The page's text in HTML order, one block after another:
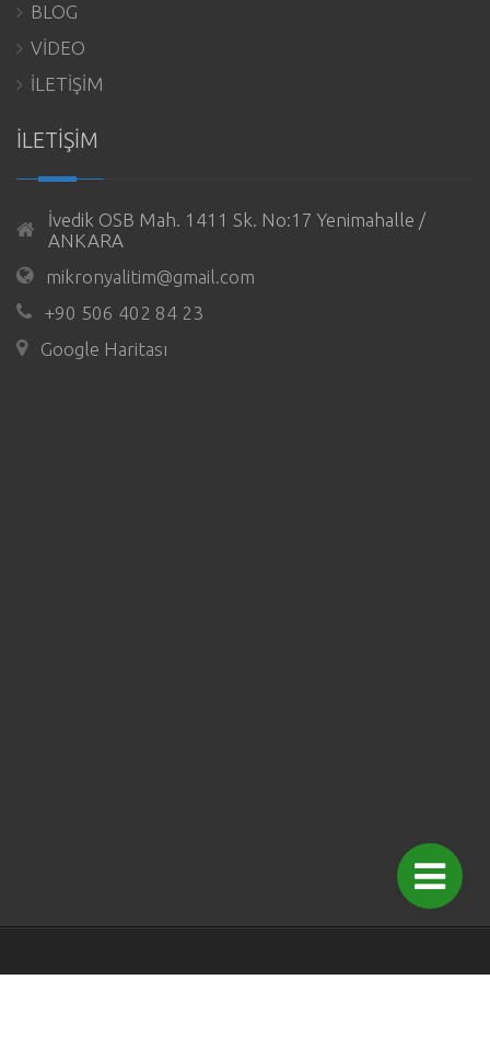
BLOG
VİDEO
İLETİŞİM
İLETİŞİM
İvedik OSB Mah. 1411 Sk. No:17 Yenimahalle /
ANKARA
mikronyalitim@gmail.com
+90 506 402 84 23
Google Haritası